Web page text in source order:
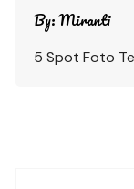
By:Miranti
5 Spot Foto